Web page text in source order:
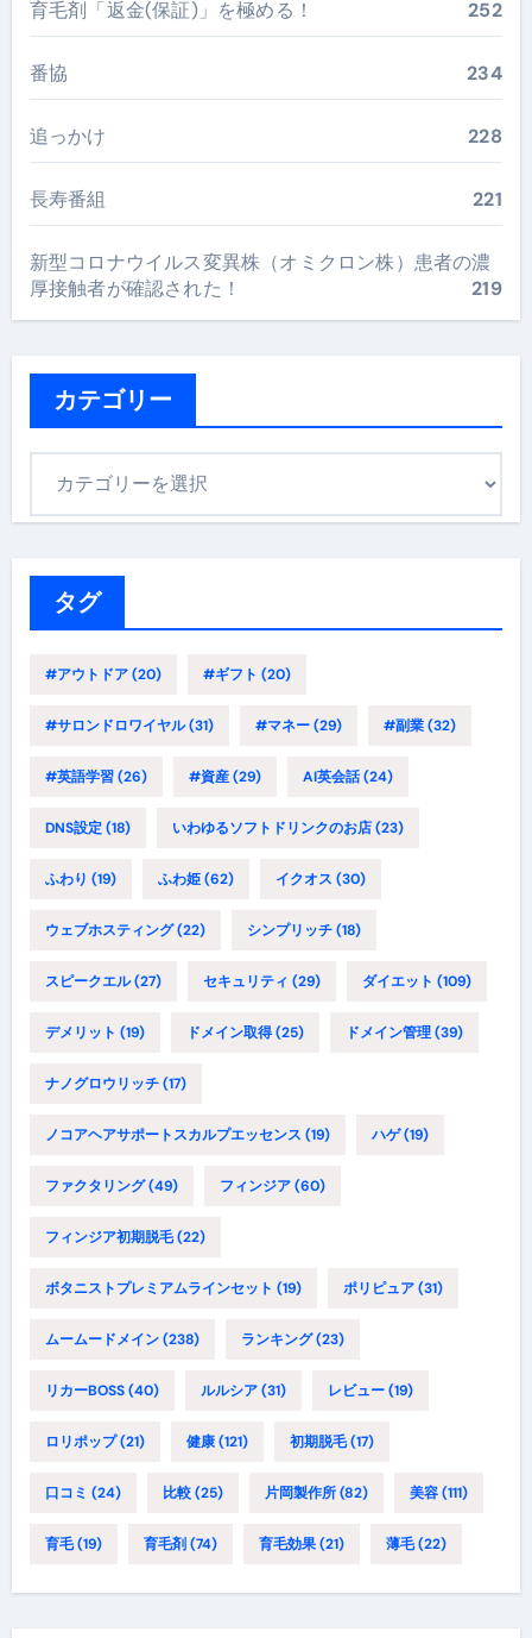
育毛剤「返金(保証)」を極める！ 252
番協 234
追っかけ 228
長寿番組 221
新型コロナウイルス変異株（オミクロン株）患者の濃
厚接触者が確認された！
219
カテゴリー
タグ
#アウトドア(20) #ギフト (20)
#サロンドロワイヤル(31) #マネー(29) #副業(32)
#英語学習(26) #資産(29) AI英会話(24)
DNS設定(18) いわゆるソフトドリンクのお店(23)
ふわり (19) ふわ姫(62) イクオス (30)
ウェブホスティング(22) シンプリッチ(18)
スピークエル(27) セキュリティ (29) ダイエット (109)
デメリット (19) ドメイン取得(25) ドメイン管理(39)
ナノグロウリッチ(17)
ノコアヘアサポートスカルプエッセンス (19) ハゲ(19)
ファクタリング(49) フィンジア(60)
フィンジア初期脱毛(22)
ボタニストプレミアムラインセット (19) ポリピュア(31)
ムームードメイン(238) ランキング(23)
リカーBOSS(40) ルルシア(31) レビュー(19)
ロリポップ(21) 健康(121) 初期脱毛(17)
口コミ (24) 比較(25) 片岡製作所(82) 美容(111)
育毛(19) 育毛剤(74) 育毛効果(21) 薄毛(22)